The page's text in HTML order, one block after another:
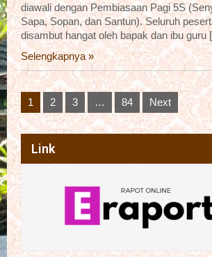
diawali dengan Pembiasaan Pagi 5S
Sapa, Sopan, dan Santun). Seluruh
disambut hangat oleh bapak dan ibu
Selengkapnya »
Posts
pagination
1 2 3 … 84 Next
Link